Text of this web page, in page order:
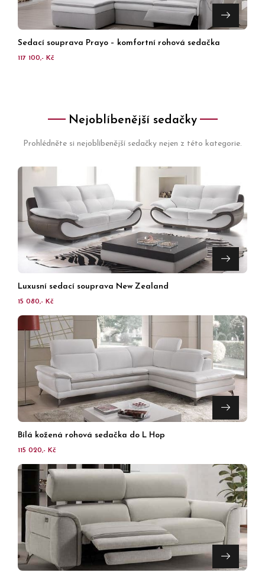
Sedací souprava Prayo – komfortní rohová sedačka
117 100,- Kč
Nejoblíbenější sedačky
Prohlédněte si nejoblíbenější sedačky nejen z této kategorie.
Luxusní sedací souprava New Zealand
15 080,- Kč
Bílá kožená rohová sedačka do L Hop
115 020,- Kč